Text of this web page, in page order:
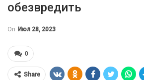
обезвредить
On Июл 28, 2023
0
Share